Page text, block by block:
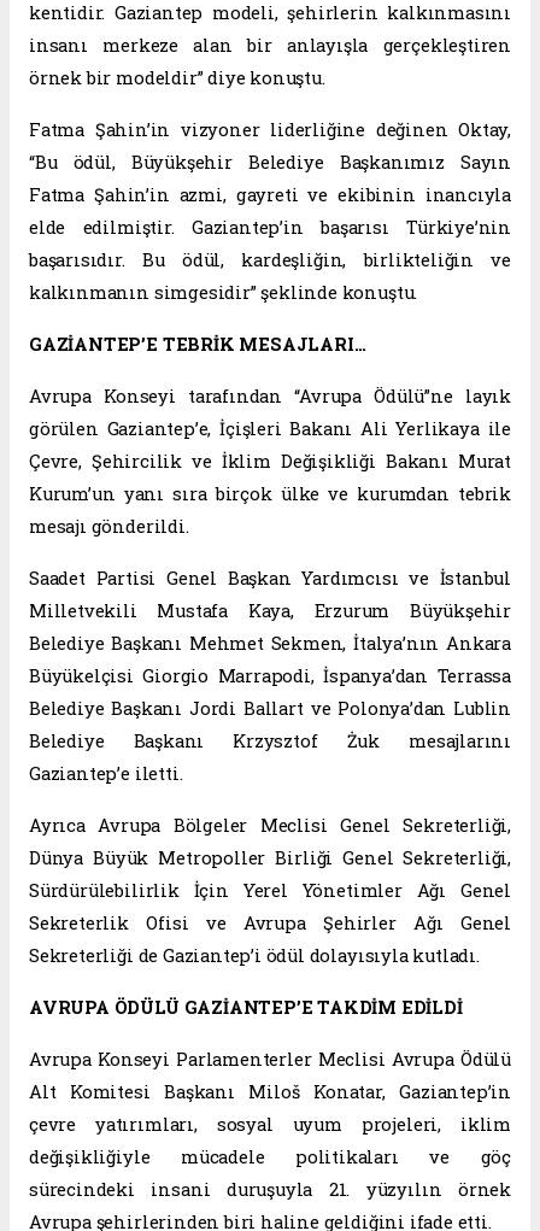
kentidir. Gaziantep modeli, şehirlerin kalkınmasını
insanı merkeze alan bir anlayışla gerçekleştiren
örnek bir modeldir” diye konuştu.
Fatma Şahin’in vizyoner liderliğine değinen Oktay,
“Bu ödül, Büyükşehir Belediye Başkanımız Sayın
Fatma Şahin’in azmi, gayreti ve ekibinin inancıyla
elde edilmiştir. Gaziantep’in başarısı Türkiye’nin
başarısıdır. Bu ödül, kardeşliğin, birlikteliğin ve
kalkınmanın simgesidir” şeklinde konuştu.
GAZİANTEP’E TEBRİK MESAJLARI…
Avrupa Konseyi tarafından “Avrupa Ödülü”ne layık
görülen Gaziantep’e, İçişleri Bakanı Ali Yerlikaya ile
Çevre, Şehircilik ve İklim Değişikliği Bakanı Murat
Kurum’un yanı sıra birçok ülke ve kurumdan tebrik
mesajı gönderildi.
Saadet Partisi Genel Başkan Yardımcısı ve İstanbul
Milletvekili Mustafa Kaya, Erzurum Büyükşehir
Belediye Başkanı Mehmet Sekmen, İtalya’nın Ankara
Büyükelçisi Giorgio Marrapodi, İspanya’dan Terrassa
Belediye Başkanı Jordi Ballart ve Polonya’dan Lublin
Belediye Başkanı Krzysztof Żuk mesajlarını
Gaziantep’e iletti.
Ayrıca Avrupa Bölgeler Meclisi Genel Sekreterliği,
Dünya Büyük Metropoller Birliği Genel Sekreterliği,
Sürdürülebilirlik İçin Yerel Yönetimler Ağı Genel
Sekreterlik Ofisi ve Avrupa Şehirler Ağı Genel
Sekreterliği de Gaziantep’i ödül dolayısıyla kutladı.
AVRUPA ÖDÜLÜ GAZİANTEP’E TAKDİM EDİLDİ
Avrupa Konseyi Parlamenterler Meclisi Avrupa Ödülü
Alt Komitesi Başkanı Miloš Konatar, Gaziantep’in
çevre yatırımları, sosyal uyum projeleri, iklim
değişikliğiyle mücadele politikaları ve göç
sürecindeki insani duruşuyla 21. yüzyılın örnek
Avrupa şehirlerinden biri haline geldiğini ifade etti.